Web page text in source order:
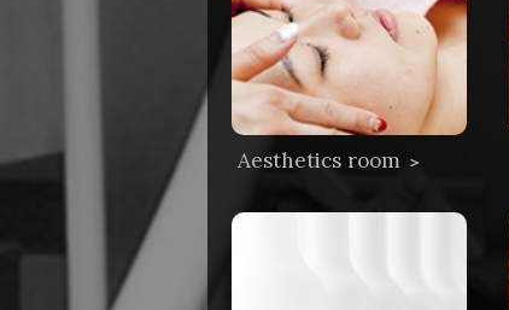
Aesthetics room ＞